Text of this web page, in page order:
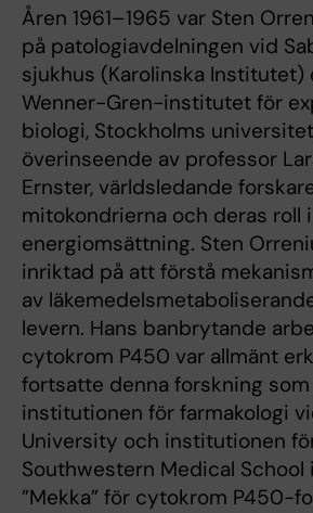
Åren 1961–1965 var Sten
på patologiavdelningen vid
sjukhus (Karolinska Institutet)
Wenner-Gren-institutet för
biologi, Stockholms
överinseende av professor
Ernster, världsledande
mitokondrierna och deras roll
energiomsättning. Sten
inriktad på att förstå
av
levern. Hans banbrytande
cytokrom P450 var allmänt
fortsatte denna forskning
institutionen för farmakologi
University och institutionen
Southwestern Medical School
”Mekka” för cytokrom P450-